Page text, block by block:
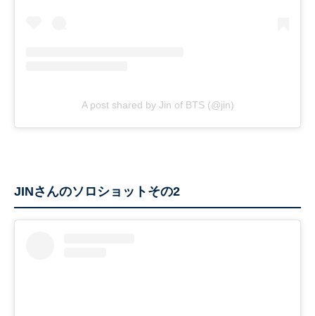
A post shared by Jin of BTS (@jin)
JINさんのソロショットその2